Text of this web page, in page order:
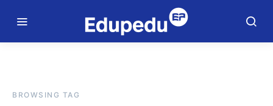
BROWSING TAG